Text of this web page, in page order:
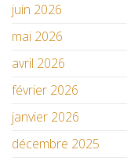
juin 2026
mai 2026
avril 2026
février 2026
janvier 2026
décembre 2025